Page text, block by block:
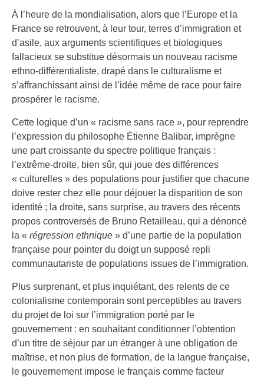
À l’heure de la mondialisation, alors que l’Europe et la
France se retrouvent, à leur tour, terres d’immigration et
d’asile, aux arguments scientifiques et biologiques
fallacieux se substitue désormais un nouveau racisme
ethno-différentialiste, drapé dans le culturalisme et
s’affranchissant ainsi de l’idée même de race pour faire
prospérer le racisme.
Cette logique d’un « racisme sans race », pour reprendre
l’expression du philosophe Étienne Balibar, imprègne
une part croissante du spectre politique français :
l’extrême-droite, bien sûr, qui joue des différences
« culturelles » des populations pour justifier que chacune
doive rester chez elle pour déjouer la disparition de son
identité ; la droite, sans surprise, au travers des récents
propos controversés de Bruno Retailleau, qui a dénoncé
la « régression ethnique » d’une partie de la population
française pour pointer du doigt un supposé repli
communautariste de populations issues de l’immigration.
Plus surprenant, et plus inquiétant, des relents de ce
colonialisme contemporain sont perceptibles au travers
du projet de loi sur l’immigration porté par le
gouvernement : en souhaitant conditionner l’obtention
d’un titre de séjour par un étranger à une obligation de
maîtrise, et non plus de formation, de la langue française,
le gouvernement impose le français comme facteur